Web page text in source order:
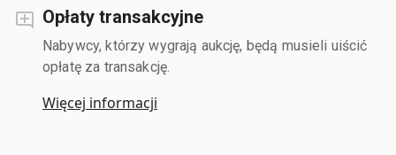
Opłaty transakcyjne
Nabywcy, którzy wygrają aukcję, będą musieli uiścić
opłatę za transakcję.
Więcej informacji